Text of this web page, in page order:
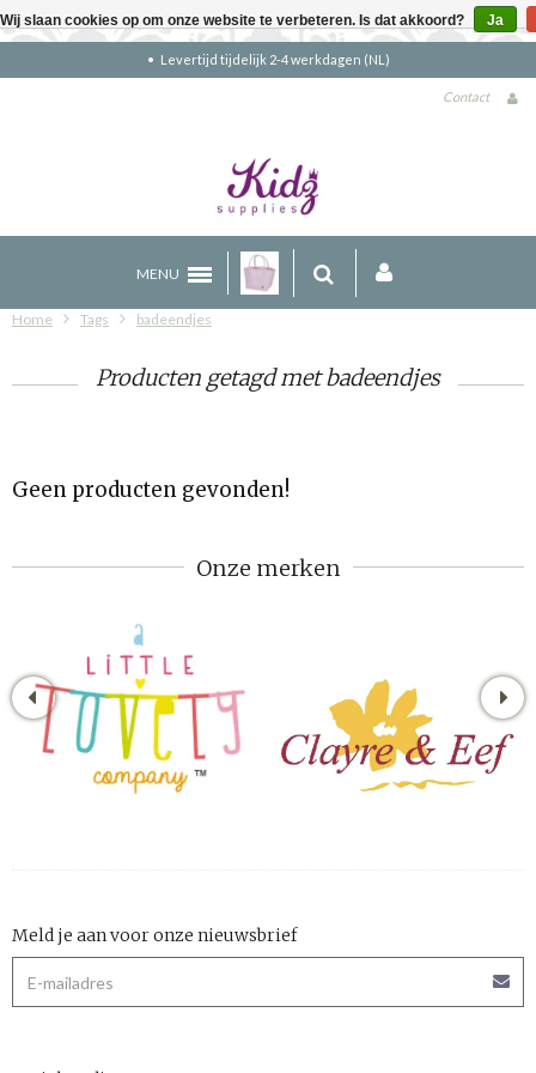
Levertijd tijdelijk 2-4 werkdagen (NL)
Contact
MENU
Home Tags badeendjes
Producten getagd met badeendjes
Geen producten gevonden!
Onze merken
Meld je aan voor onze nieuwsbrief
Wij slaan cookies op om onze website te verbeteren. Is dat akkoord? Ja